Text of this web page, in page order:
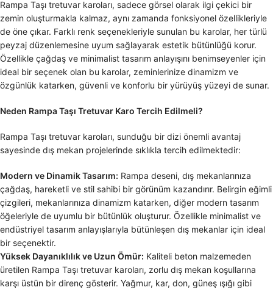
Rampa Taşı tretuvar karoları, sadece görsel olarak ilgi çekici bir
zemin oluşturmakla kalmaz, aynı zamanda fonksiyonel özellikleriyle
de öne çıkar. Farklı renk seçenekleriyle sunulan bu karolar, her türlü
peyzaj düzenlemesine uyum sağlayarak estetik bütünlüğü korur.
Özellikle çağdaş ve minimalist tasarım anlayışını benimseyenler için
ideal bir seçenek olan bu karolar, zeminlerinize dinamizm ve
özgünlük katarken, güvenli ve konforlu bir yürüyüş yüzeyi de sunar.
Neden Rampa Taşı Tretuvar Karo Tercih Edilmeli?
Rampa Taşı tretuvar karoları, sunduğu bir dizi önemli avantaj
sayesinde dış mekan projelerinde sıklıkla tercih edilmektedir:
Modern ve Dinamik Tasarım: Rampa deseni, dış mekanlarınıza
çağdaş, hareketli ve stil sahibi bir görünüm kazandırır. Belirgin eğimli
çizgileri, mekanlarınıza dinamizm katarken, diğer modern tasarım
öğeleriyle de uyumlu bir bütünlük oluşturur. Özellikle minimalist ve
endüstriyel tasarım anlayışlarıyla bütünleşen dış mekanlar için ideal
bir seçenektir.
Yüksek Dayanıklılık ve Uzun Ömür: Kaliteli beton malzemeden
üretilen Rampa Taşı tretuvar karoları, zorlu dış mekan koşullarına
karşı üstün bir direnç gösterir. Yağmur, kar, don, güneş ışığı gibi